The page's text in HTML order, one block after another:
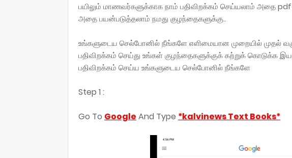
பயிலும் மாணவர்களுக்காக நாம் பதிவிறக்கம் செய்யலாம் அதை pdf
அதை பயன்படுத்தலாம் நமது குழந்தைகளுக்கு..
உங்களுடைய செல்போனில் நீங்களே எளிமையான முறையில் முதல்
பதிவிறக்கம் செய்து உங்கள் குழந்தைகளுக்குக் கற்றுக் கொடுக்க
பதிவிறக்கம் செய்ய உங்களுடைய செல்போனில் நீங்களே
Step 1 :
Go To Google And Type *kalvinews Text Books*